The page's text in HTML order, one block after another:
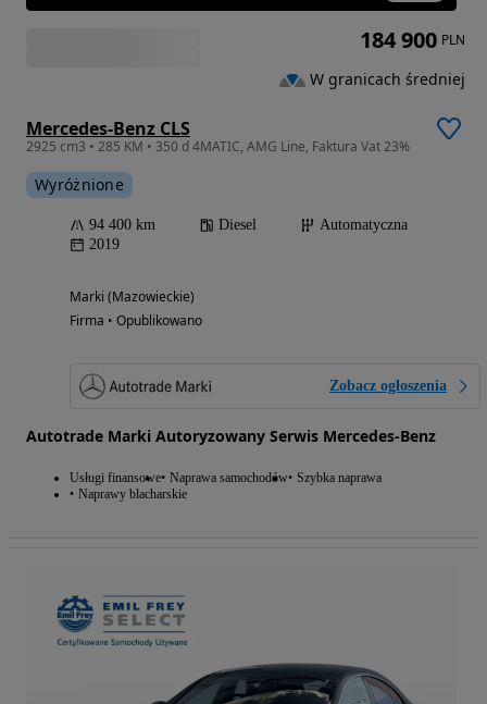
Mercedes-Benz CLS
2925 cm3 • 285 KM • 350 d 4MATIC, AMG Line, Faktura Vat 23%
Wyróżnione
94 400 km Diesel
Automatyczna
2019
Marki (Mazowieckie)
Firma • Opublikowano
Zobacz ogłoszenia
Autotrade Marki Autoryzowany Serwis Mercedes-Benz
Usługi finansowe Naprawa samochodów Szybka naprawa
Naprawy blacharskie
184 900 PLN
W granicach średniej